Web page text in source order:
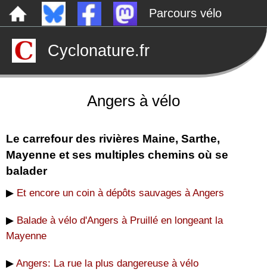
Parcours vélo
Dépôts sauvages
Le canal de Nantes à Brest à vélo
Cyclonature.fr
Angers à vélo
Le carrefour des rivières Maine, Sarthe,
Mayenne et ses multiples chemins où se
balader
▶ Et encore un coin à dépôts sauvages à Angers
▶ Balade à vélo d'Angers à Pruillé en longeant la
Mayenne
▶ Angers: La rue la plus dangereuse à vélo